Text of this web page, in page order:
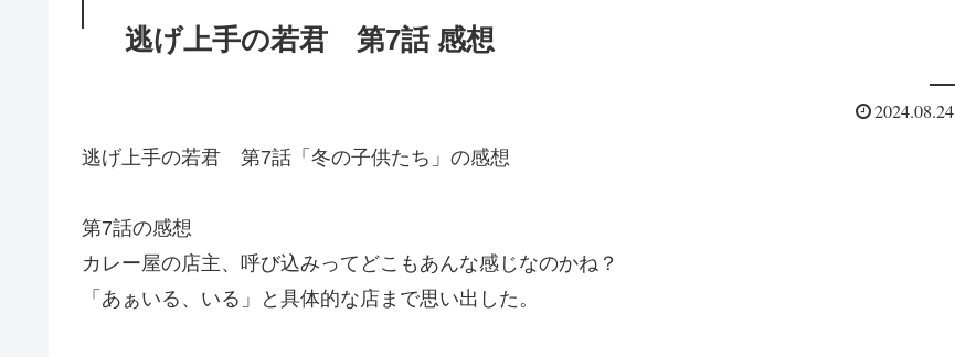
逃げ上手の若君 第7話 感想
2024.08.24
逃げ上手の若君 第7話「冬の子供たち」の感想
第7話の感想
カレー屋の店主、呼び込みってどこもあんな感じなのかね？
「あぁいる、いる」と具体的な店まで思い出した。